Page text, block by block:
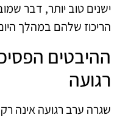
ישנים טוב יותר, דבר
הריכוז שלהם במהלך
ההיבטים
רגועה
שגרה ערב רגועה אינה רק